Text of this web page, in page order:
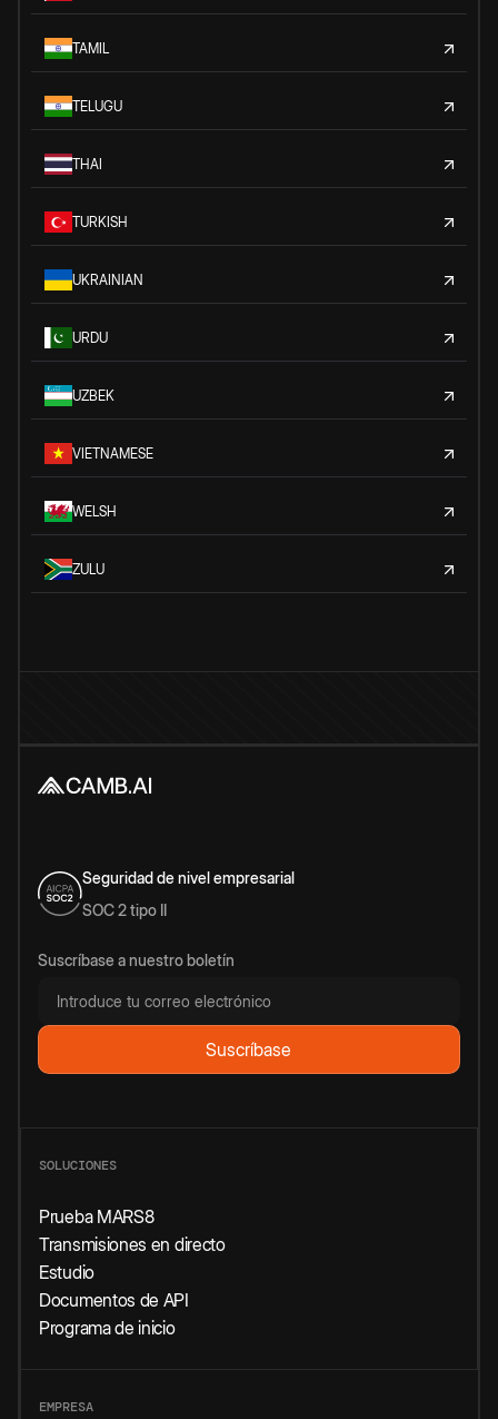
TAMIL
TELUGU
THAI
TURKISH
UKRAINIAN
URDU
UZBEK
VIETNAMESE
WELSH
ZULU
Seguridad de nivel empresarial
SOC 2 tipo II
Suscríbase a nuestro boletín
SOLUCIONES
Prueba MARS8
Transmisiones en directo
Estudio
Documentos de API
Programa de inicio
EMPRESA